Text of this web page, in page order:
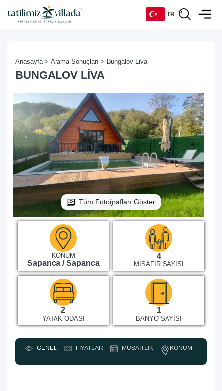
TR
RU
Anasayfa > Arama Sonuçları > Bungalov Liva
BUNGALOV LIVA
Tüm Fotoğrafları Göster
KONUM
Sapanca / Sapanca
4
MISAFIR SAYISI
2
YATAK ODASI
1
BANYO SAYISI
GENEL FIYATLAR MÜSAITLIK KONUM